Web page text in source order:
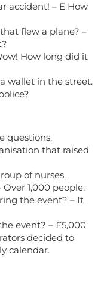
accident! – E How
flew a plane? –
How long did it
wallet in the street.
questions.
that raised
of nurses.
1,000 people.
the event? – It
event? – £5,000
decided to
calendar.